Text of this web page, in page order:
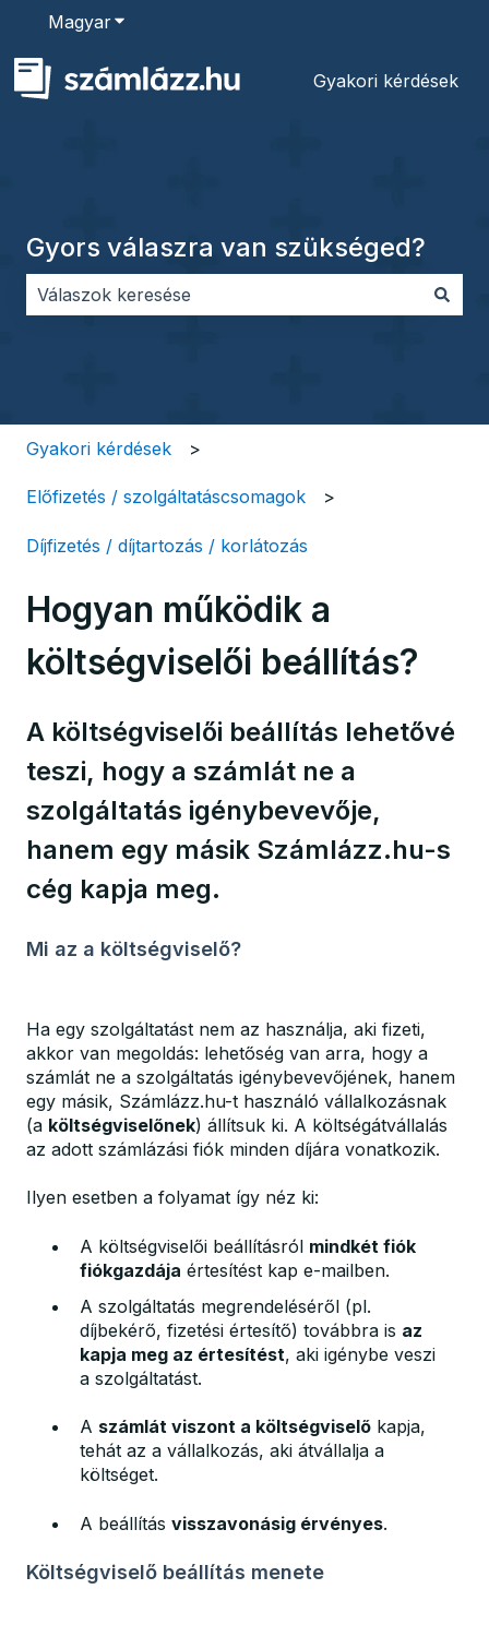
MagyarAlmenü megjelenítése fordításokhoz
Gyakori kérdések
Gyors válaszra van szükséged?
Gyakori kérdések
Előfizetés / szolgáltatáscsomagok
Díjfizetés / díjtartozás / korlátozás
Hogyan működik a
költségviselői beállítás?
A költségviselői beállítás lehetővé
teszi, hogy a számlát ne a
szolgáltatás igénybevevője,
hanem egy másik Számlázz.hu-s
cég kapja meg.
Mi az a költségviselő?
Ha egy szolgáltatást nem az használja, aki fizeti,
akkor van megoldás: lehetőség van arra, hogy a
számlát ne a szolgáltatás igénybevevőjének, hanem
egy másik, Számlázz.hu-t használó vállalkozásnak
(a költségviselőnek) állítsuk ki. A költségátvállalás
az adott számlázási fiók minden díjára vonatkozik.
Ilyen esetben a folyamat így néz ki:
A költségviselői beállításról mindkét fiók
fiókgazdája értesítést kap e-mailben.
A szolgáltatás megrendeléséről (pl.
díjbekérő, fizetési értesítő) továbbra is az
kapja meg az értesítést, aki igénybe veszi
a szolgáltatást.
A számlát viszont a költségviselő kapja,
tehát az a vállalkozás, aki átvállalja a
költséget.
A beállítás visszavonásig érvényes.
Költségviselő beállítás menete